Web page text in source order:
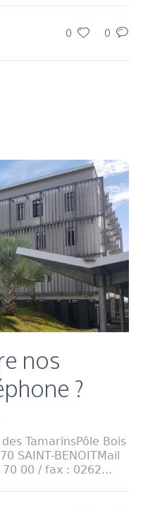
0 0
nos
?
TamarinsPôle Bois
SAINT-BENOITMail
00 / fax : 0262...